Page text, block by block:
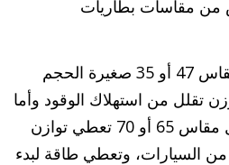
من مقاسات بطاريات
تعد بطاريات الصغيرة كمقاس 47 أو 35 صغيرة الحجم
تقلل من استهلاك الوقود وأما
البطاريات المتوسطة مثل مقاس 65 أو 70 تعطي توازن
من السيارات، وتعطي طاقة لبدء